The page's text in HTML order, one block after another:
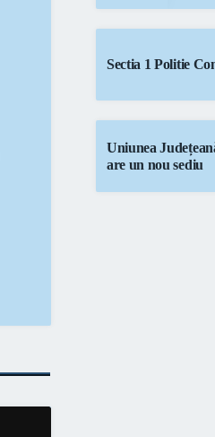
Sectia 1 Politie
Uniunea
are un nou sediu